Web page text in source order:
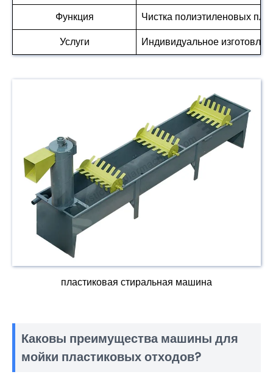
Функция
Чистка полиэтиленовых
Услуги
Индивидуальное
пластиковая стиральная машина
Каковы преимущества машины для
мойки пластиковых отходов?